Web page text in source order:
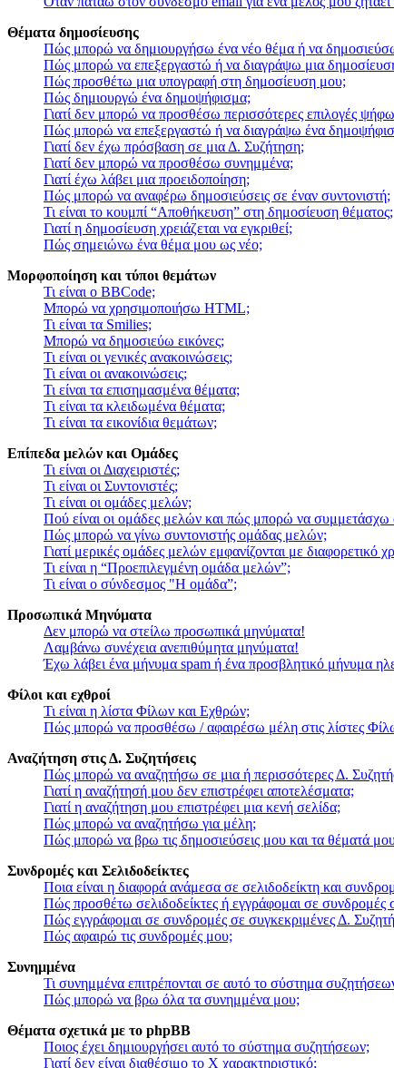
Θέματα δημοσίευσης
Πώς μπορώ να δημιουργήσω ένα νέο θέμα ή να
Πώς μπορώ να επεξεργαστώ ή να διαγράψω μια
Πώς προσθέτω μια υπογραφή στη δημοσίευση μου;
Πώς δημιουργώ ένα δημοψήφισμα;
Γιατί δεν μπορώ να προσθέσω περισσότερες επιλογές
Πώς μπορώ να επεξεργαστώ ή να διαγράψω ένα
Γιατί δεν έχω πρόσβαση σε μια Δ. Συζήτηση;
Γιατί δεν μπορώ να προσθέσω συνημμένα;
Γιατί έχω λάβει μια προειδοποίηση;
Πώς μπορώ να αναφέρω δημοσιεύσεις σε έναν συντονιστή;
Τι είναι το κουμπί “Αποθήκευση” στη δημοσίευση θέματος;
Γιατί η δημοσίευση χρειάζεται να εγκριθεί;
Πώς σημειώνω ένα θέμα μου ως νέο;
Μορφοποίηση και τύποι θεμάτων
Τι είναι ο BBCode;
Μπορώ να χρησιμοποιήσω HTML;
Τι είναι τα Smilies;
Μπορώ να δημοσιεύω εικόνες;
Τι είναι οι γενικές ανακοινώσεις;
Τι είναι οι ανακοινώσεις;
Τι είναι τα επισημασμένα θέματα;
Τι είναι τα κλειδωμένα θέματα;
Τι είναι τα εικονίδια θεμάτων;
Επίπεδα μελών και Ομάδες
Τι είναι οι Διαχειριστές;
Τι είναι οι Συντονιστές;
Τι είναι οι ομάδες μελών;
Πού είναι οι ομάδες μελών και πώς μπορώ να συμμετάσχω
Πώς μπορώ να γίνω συντονιστής ομάδας μελών;
Γιατί μερικές ομάδες μελών εμφανίζονται με διαφορετικό
Τι είναι η “Προεπιλεγμένη ομάδα μελών”;
Τι είναι ο σύνδεσμος "Η ομάδα”;
Προσωπικά Μηνύματα
Δεν μπορώ να στείλω προσωπικά μηνύματα!
Λαμβάνω συνέχεια ανεπιθύμητα μηνύματα!
Έχω λάβει ένα μήνυμα spam ή ένα προσβλητικό μήνυμα
Φίλοι και εχθροί
Τι είναι η λίστα Φίλων και Εχθρών;
Πώς μπορώ να προσθέσω / αφαιρέσω μέλη στις λίστες
Αναζήτηση στις Δ. Συζητήσεις
Πώς μπορώ να αναζητήσω σε μια ή περισσότερες Δ.
Γιατί η αναζήτησή μου δεν επιστρέφει αποτελέσματα;
Γιατί η αναζήτηση μου επιστρέφει μια κενή σελίδα;
Πώς μπορώ να αναζητήσω για μέλη;
Πώς μπορώ να βρω τις δημοσιεύσεις μου και τα θέματά
Συνδρομές και Σελιδοδείκτες
Ποια είναι η διαφορά ανάμεσα σε σελιδοδείκτη και
Πώς προσθέτω σελιδοδείκτες ή εγγράφομαι σε συνδρομές
Πώς εγγράφομαι σε συνδρομές σε συγκεκριμένες Δ.
Πώς αφαιρώ τις συνδρομές μου;
Συνημμένα
Τι συνημμένα επιτρέπονται σε αυτό το σύστημα
Πώς μπορώ να βρω όλα τα συνημμένα μου;
Θέματα σχετικά με το phpBB
Ποιος έχει δημιουργήσει αυτό το σύστημα συζητήσεων;
Γιατί δεν είναι διαθέσιμο το Χ χαρακτηριστικό;